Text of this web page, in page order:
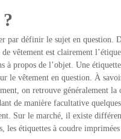
par définir le sujet en question.
vêtement est clairement
propos de l’objet. Une
le vêtement en question. À
on retrouve généralement la
de manière facultative
Sur le marché, il existe
les étiquettes à coudre